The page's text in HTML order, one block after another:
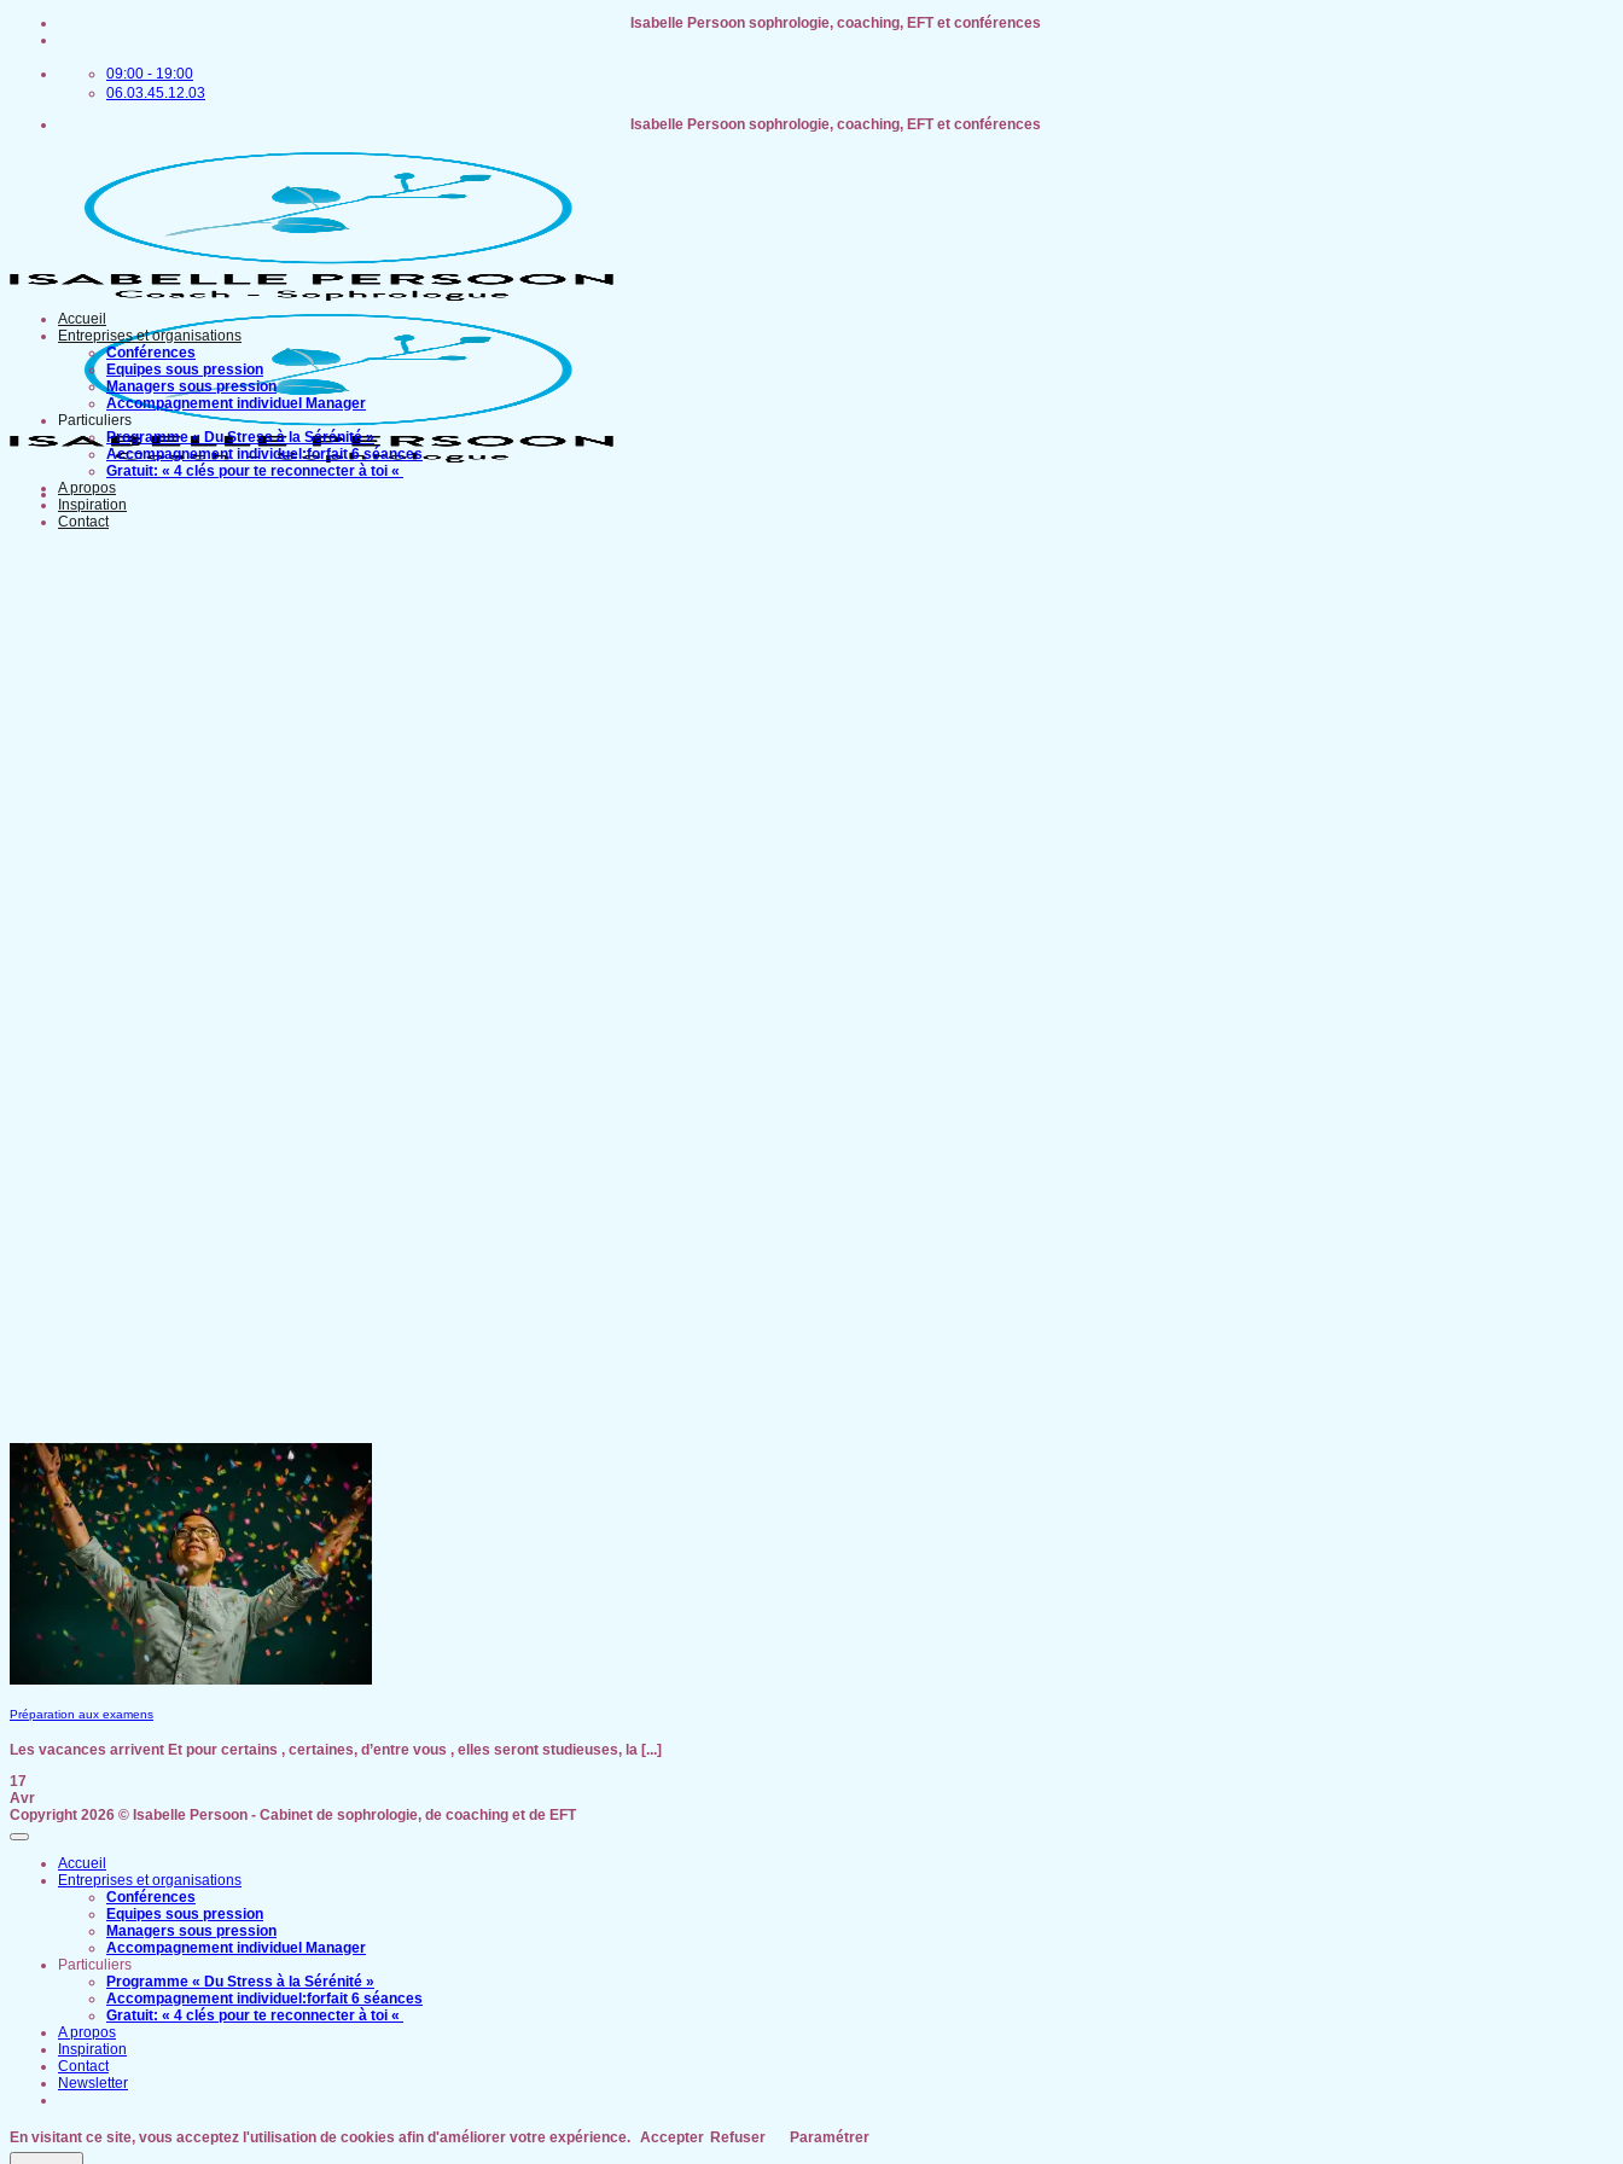
Passer
Isabelle Persoon sophrologie, coaching, EFT et conférences
09:00 - 19:00
06.03.45.12.03
Isabelle Persoon sophrologie, coaching, EFT et conférences
Accueil
Entreprises et organisations
Conférences
Equipes sous pression
Managers sous pression
Accompagnement individuel Manager
Particuliers
Programme « Du Stress à la Sérénité »
Accompagnement individuel:forfait 6 séances
Gratuit: « 4 clés pour te reconnecter à toi «
A propos
Inspiration
Contact
Préparation aux examens
Les vacances arrivent Et pour certains , certaines, d’entre vous , elles seront studieuses, la [...]
17
Avr
Copyright 2026 © Isabelle Persoon - Cabinet de sophrologie, de coaching et de EFT
Accueil
Entreprises et organisations
Conférences
Equipes sous pression
Managers sous pression
Accompagnement individuel Manager
Particuliers
Programme « Du Stress à la Sérénité »
Accompagnement individuel:forfait 6 séances
Gratuit: « 4 clés pour te reconnecter à toi «
A propos
Inspiration
Contact
Newsletter
En visitant ce site, vous acceptez l'utilisation de cookies afin d'améliorer votre expérience. Accepter Refuser Paramétrer